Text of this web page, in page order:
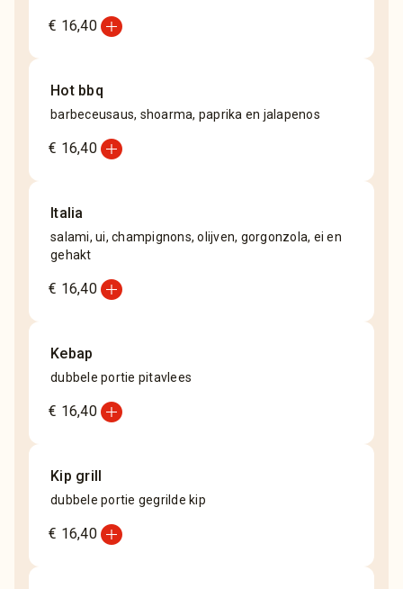
€ 16,40add_circle
Hot bbq
barbeceusaus, shoarma, paprika en jalapenos
€ 16,40add_circle
Italia
salami, ui, champignons, olijven, gorgonzola, ei en
gehakt
€ 16,40add_circle
Kebap
dubbele portie pitavlees
€ 16,40add_circle
Kip grill
dubbele portie gegrilde kip
€ 16,40add_circle